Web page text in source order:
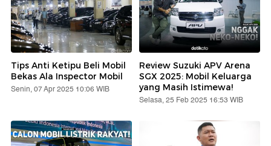
Tips Anti Ketipu Beli Mobil
Bekas Ala Inspector Mobil
Senin, 07 Apr 2025 10:06 WIB
Review Suzuki APV Arena
SGX 2025: Mobil Keluarga
yang Masih Istimewa!
Selasa, 25 Feb 2025 16:53 WIB